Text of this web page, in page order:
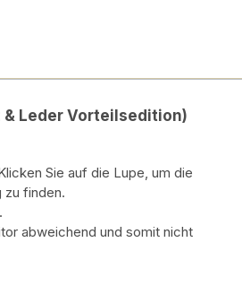
& Leder Vorteilsedition)
Sie auf die Lupe, um die
zu finden.
abweichend und somit nicht